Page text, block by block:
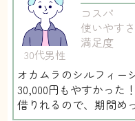
30代男性
コスパ
使いやすさ
満足度
オカムラのシルフィー
30,000円もやすかった
借りれるので、期間め